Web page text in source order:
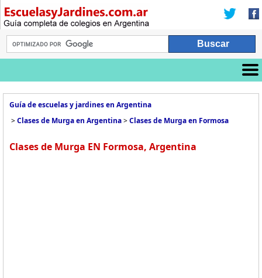
Guía de escuelas y jardines en Argentina
>Clases de Murga en Argentina>Clases de Murga en Formosa
Clases de Murga EN Formosa, Argentina